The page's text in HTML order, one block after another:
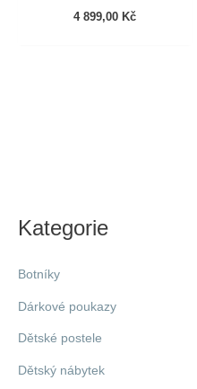
Kategorie
Botníky
Dárkové poukazy
Dětské postele
Dětský nábytek
4 899,00 Kč